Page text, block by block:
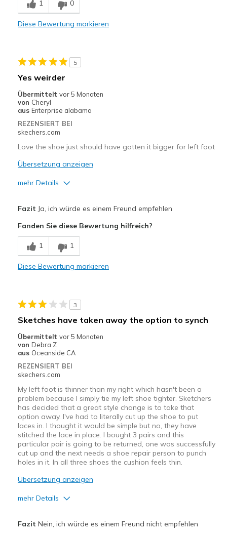
Nachteile
Poor Quality
Travel
Width
Sizing
View On Shoes
Shoes are for Wearing
1 0
Diese Bewertung markieren
5
Yes weirder
Übermittelt vor 5 Monaten
von Cheryl
aus Enterprise alabama
REZENSIERT BEI
skechers.com
Love the shoe just should have gotten it bigger for left foot
Übersetzung anzeigen
mehr Details
Breathe Well
Comfortable
Nachteile
Geeignete Verwendung
Going Out
Width
Feels too narrow
Sizing
Feels half size too small
View On Shoes
I'm Really Into Shoes
Fazit Ja, ich würde es einem Freund empfehlen
Fanden Sie diese Bewertung hilfreich?
1 1
Diese Bewertung markieren
3
Sketches have taken away the option to synch
Übermittelt vor 5 Monaten
von Debra Z
aus Oceanside CA
REZENSIERT BEI
skechers.com
My left foot is thinner than my right which hasn't been a
problem because I simply tie my left shoe tighter. Sketchers
has decided that a great style change is to take that
option away. I've had to literally cut up the shoe to put
laces in. I thought it would be simple but no, they have
stitched the lace in place. I bought 3 pairs and this
particular pair is going to be returned, one was successfully
cut up and the next needs a shoe repair person to punch
holes in it. In all three shoes the cushion feels thin.
Übersetzung anzeigen
mehr Details
Fazit Nein, ich würde es einem Freund nicht empfehlen